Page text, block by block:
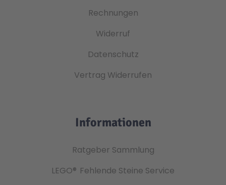
Rechnungen
Widerruf
Datenschutz
Vertrag Widerrufen
Informationen
Ratgeber Sammlung
LEGO® Fehlende Steine Service